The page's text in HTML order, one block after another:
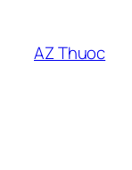
phầnAZ Thuoc